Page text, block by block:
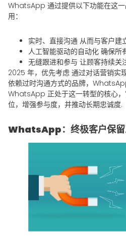
WhatsApp 通过提供以下功能在这
用：
实时、直接沟通 从而与客户建
人工智能驱动的自动化 确保所
无缝跟进和参与 让顾客持续关
2025 年，优先考虑 通过对话营销实
依赖过时沟通方式的品牌，
WhatsApp 正处于这一转型的核心
位，增强参与度，并推动长期忠诚度.
WhatsApp：终极客户保留